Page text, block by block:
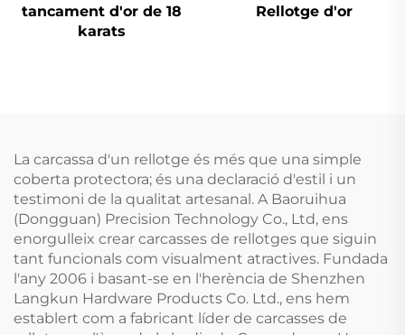
tancament d'or de 18
karats
Rellotge d'or
La carcassa d'un rellotge és més que una simple
coberta protectora; és una declaració d'estil i un
testimoni de la qualitat artesanal. A Baoruihua
(Dongguan) Precision Technology Co., Ltd, ens
enorgulleix crear carcasses de rellotges que siguin
tant funcionals com visualment atractives. Fundada
l'any 2006 i basant-se en l'herència de Shenzhen
Langkun Hardware Products Co. Ltd., ens hem
establert com a fabricant líder de carcasses de